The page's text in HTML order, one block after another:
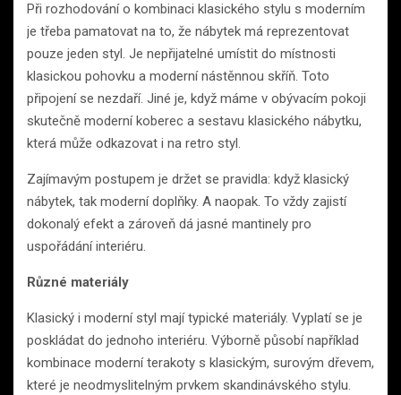
Při rozhodování o kombinaci klasického stylu s moderním
je třeba pamatovat na to, že nábytek má reprezentovat
pouze jeden styl. Je nepřijatelné umístit do místnosti
klasickou pohovku a moderní nástěnnou skříň. Toto
připojení se nezdaří. Jiné je, když máme v obývacím pokoji
skutečně moderní koberec a sestavu klasického nábytku,
která může odkazovat i na retro styl.
Zajímavým postupem je držet se pravidla: když klasický
nábytek, tak moderní doplňky. A naopak. To vždy zajistí
dokonalý efekt a zároveň dá jasné mantinely pro
uspořádání interiéru.
Různé materiály
Klasický i moderní styl mají typické materiály. Vyplatí se je
poskládat do jednoho interiéru. Výborně působí například
kombinace moderní terakoty s klasickým, surovým dřevem,
které je neodmyslitelným prvkem skandinávského stylu.